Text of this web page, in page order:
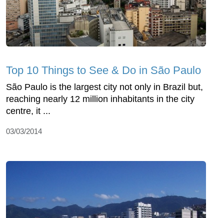
Top 10 Things to See & Do in São Paulo
São Paulo is the largest city not only in Brazil but,
reaching nearly 12 million inhabitants in the city
centre, it ...
03/03/2014